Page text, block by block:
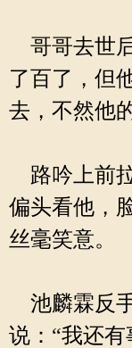
哥哥去世
了百了，但
去，不然他
路吟上前
偏头看他，
丝毫笑意。
池麟霖反
说：“我还